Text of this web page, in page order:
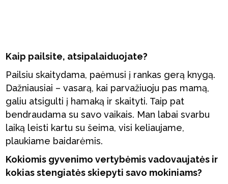
Kaip pailsite, atsipalaiduojate?
Pailsiu skaitydama, paėmusi į rankas gerą knygą.
Dažniausiai – vasarą, kai parvažiuoju pas mamą,
galiu atsigulti į hamaką ir skaityti. Taip pat
bendraudama su savo vaikais. Man labai svarbu
laiką leisti kartu su šeima, visi keliaujame,
plaukiame baidarėmis.
Kokiomis gyvenimo vertybėmis vadovaujatės ir
kokias stengiatės skiepyti savo mokiniams?